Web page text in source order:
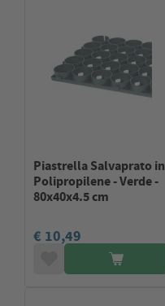
Piastrella Salvaprato in
Polipropilene - Verde -
80x40x4.5 cm
€ 10,49